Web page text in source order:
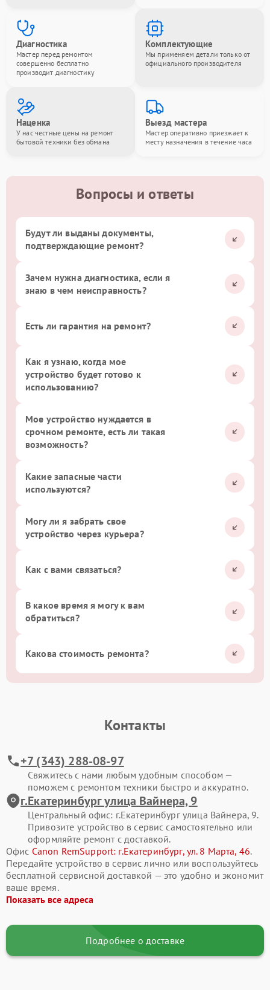
Диагностика
Мастер перед ремонтом
совершенно бесплатно
производит диагностику
Комплектующие
Мы применяем детали только от
официального производителя
Наценка
У нас честные цены на ремонт
бытовой техники без обмана
Выезд мастера
Мастер оперативно приезжает к
месту назначения в течение часа
Вопросы и ответы
Будут ли выданы документы,
подтверждающие ремонт?
Зачем нужна диагностика, если я
знаю в чем неисправность?
Есть ли гарантия на ремонт?
Как я узнаю, когда мое
устройство будет готово к
использованию?
Мое устройство нуждается в
срочном ремонте, есть ли такая
возможность?
Какие запасные части
используются?
Могу ли я забрать свое
устройство через курьера?
Как с вами связаться?
В какое время я могу к вам
обратиться?
Какова стоимость ремонта?
Контакты
+7 (343) 288-08-97
Свяжитесь с нами любым удобным способом —
поможем с ремонтом техники быстро и аккуратно.
г.Екатеринбург улица Вайнера, 9
Центральный офис: г.Екатеринбург улица Вайнера, 9.
Привозите устройство в сервис самостоятельно или
оформляйте ремонт с доставкой.
Офис Canon RemSupport: г.Екатеринбург, ул. 8 Марта, 46.
Передайте устройство в сервис лично или воспользуйтесь
бесплатной сервисной доставкой — это удобно и экономит
ваше время.
Показать все адреса
Подробнее о доставке